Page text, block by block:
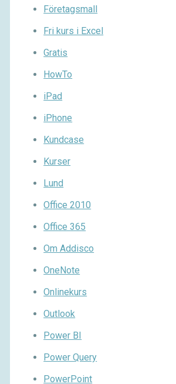
Företagsmall
Fri kurs i Excel
Gratis
HowTo
iPad
iPhone
Kundcase
Kurser
Lund
Office 2010
Office 365
Om Addisco
OneNote
Onlinekurs
Outlook
Power BI
Power Query
PowerPoint